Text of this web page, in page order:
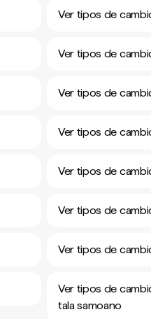
Ver tipos de
Ver tipos de
Ver tipos de
Ver tipos de
Ver tipos de
Ver tipos de
Ver tipos de
Ver tipos de
tala samoano